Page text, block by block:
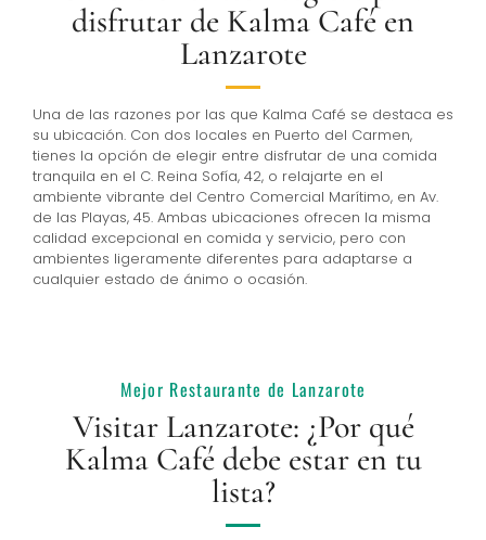
disfrutar de Kalma Café en
Lanzarote
Una de las razones por las que Kalma Café se destaca es
su ubicación. Con dos locales en Puerto del Carmen,
tienes la opción de elegir entre disfrutar de una comida
tranquila en el C. Reina Sofía, 42, o relajarte en el
ambiente vibrante del Centro Comercial Marítimo, en Av.
de las Playas, 45. Ambas ubicaciones ofrecen la misma
calidad excepcional en comida y servicio, pero con
ambientes ligeramente diferentes para adaptarse a
cualquier estado de ánimo o ocasión.
Mejor Restaurante de Lanzarote
Visitar Lanzarote: ¿Por qué
Kalma Café debe estar en tu
lista?